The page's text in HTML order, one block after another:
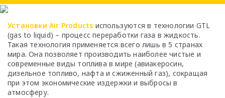
Установки Air Products используются в технологии GTL
(gas to liquid) – процесс переработки газа в жидкость.
Такая технология применяется всего лишь в 5 странах
мира. Она позволяет производить наиболее чистые и
современные виды топлива в мире (авиакеросин,
дизельное топливо, нафта и сжиженный газ), сокращая
при этом экономические издержки и выбросы в
атмосферу.